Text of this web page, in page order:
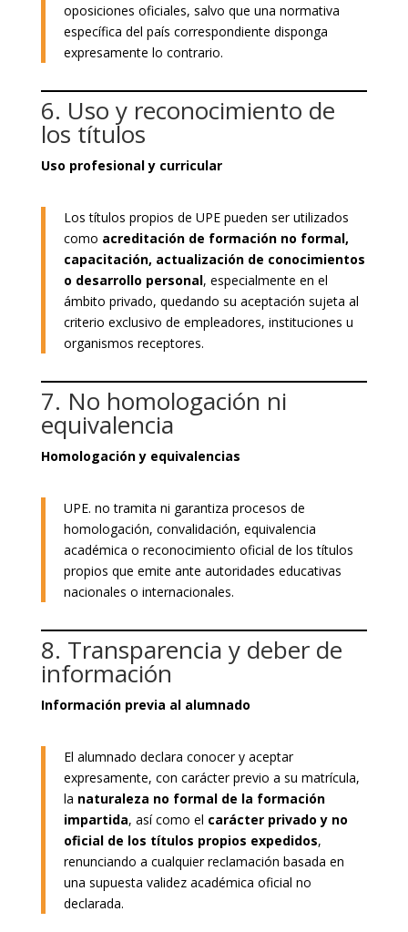
oposiciones oficiales, salvo que una normativa
específica del país correspondiente disponga
expresamente lo contrario.
6. Uso y reconocimiento de
los títulos
Uso profesional y curricular
Los títulos propios de UPE pueden ser utilizados
como acreditación de formación no formal,
capacitación, actualización de conocimientos
o desarrollo personal, especialmente en el
ámbito privado, quedando su aceptación sujeta al
criterio exclusivo de empleadores, instituciones u
organismos receptores.
7. No homologación ni
equivalencia
Homologación y equivalencias
UPE. no tramita ni garantiza procesos de
homologación, convalidación, equivalencia
académica o reconocimiento oficial de los títulos
propios que emite ante autoridades educativas
nacionales o internacionales.
8. Transparencia y deber de
información
Información previa al alumnado
El alumnado declara conocer y aceptar
expresamente, con carácter previo a su matrícula,
la naturaleza no formal de la formación
impartida, así como el carácter privado y no
oficial de los títulos propios expedidos,
renunciando a cualquier reclamación basada en
una supuesta validez académica oficial no
declarada.